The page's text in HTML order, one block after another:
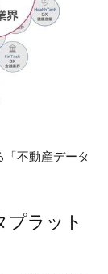
不動産データ
プラット